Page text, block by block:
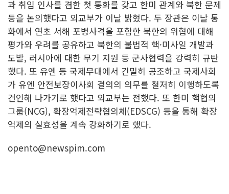
과 취임 인사를 겸한 첫 통화를 갖고 한미 관계와 북한 문제
등을 논의했다고 외교부가 이날 밝혔다. 두 장관은 이날 통
화에서 연초 서해 포병사격을 포함한 북한의 위협에 대해
평가와 우려를 공유하고 북한의 불법적 핵·미사일 개발과
도발, 러시아에 대한 무기 지원 등 군사협력을 강력히 규탄
했다. 또 유엔 등 국제무대에서 긴밀히 공조하고 국제사회
가 유엔 안전보장이사회 결의의 의무를 철저히 이행하도록
견인해 나가기로 했다고 외교부는 전했다. 또 한미 핵협의
그룹(NCG), 확장억제전략협의체(EDSCG) 등을 통해 확장
억제의 실효성을 계속 강화하기로 했다.
opento@newspim.com